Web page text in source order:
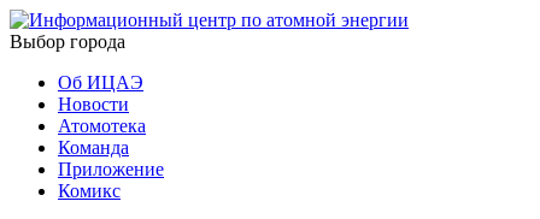
Выбор города
Об ИЦАЭ
Новости
Атомотека
Команда
Приложение
Комикс